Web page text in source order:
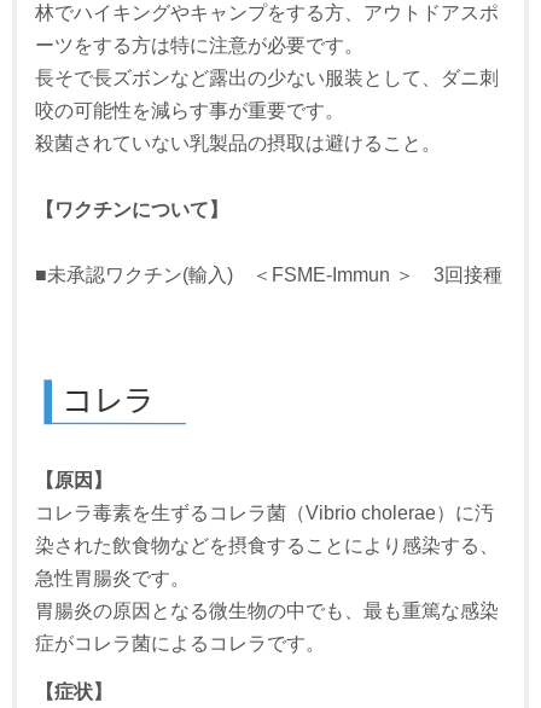
林でハイキングやキャンプをする方、アウトドアスポ
ーツをする方は特に注意が必要です。
長そで長ズボンなど露出の少ない服装として、ダニ刺
咬の可能性を減らす事が重要です。
殺菌されていない乳製品の摂取は避けること。
【ワクチンについて】
■未承認ワクチン(輸入) ＜FSME-Immun ＞ 3回接種
【原因】
コレラ毒素を生ずるコレラ菌（Vibrio cholerae）に汚
染された飲食物などを摂食することにより感染する、
急性胃腸炎です。
胃腸炎の原因となる微生物の中でも、最も重篤な感染
症がコレラ菌によるコレラです。
【症状】